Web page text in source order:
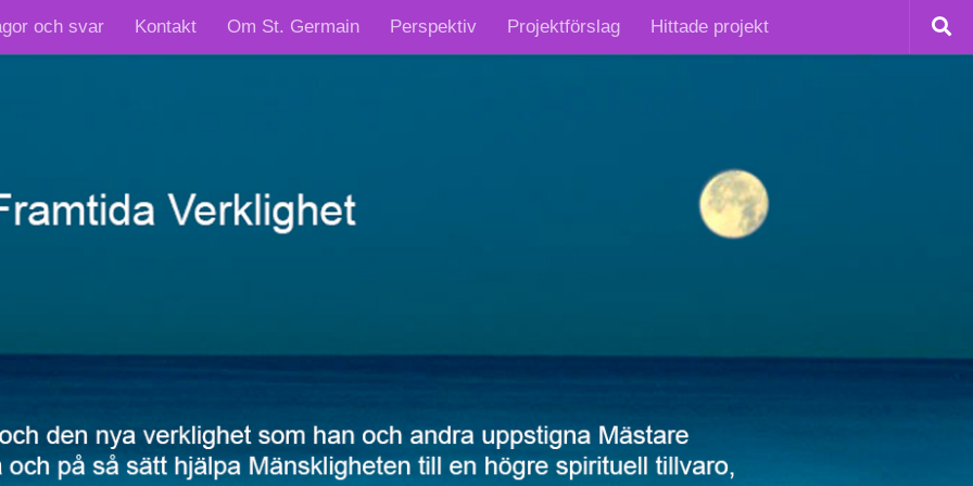
och svar Kontakt Om St. Germain Perspektiv Projektförslag Hittade projekt